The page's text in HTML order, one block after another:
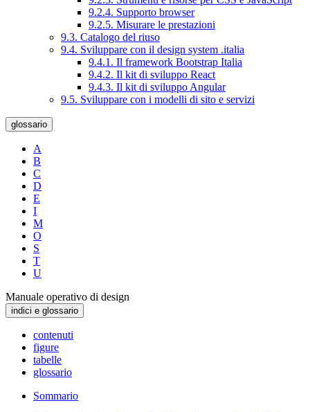
9.2.4. Supporto browser
9.2.5. Misurare le prestazioni
9.3. Catalogo del riuso
9.4. Sviluppare con il design system .italia
9.4.1. Il framework Bootstrap Italia
9.4.2. Il kit di sviluppo React
9.4.3. Il kit di sviluppo Angular
9.5. Sviluppare con i modelli di sito e servizi
glossario
A
B
C
D
E
I
M
O
S
T
U
Manuale operativo di design
indici e glossario
contenuti
figure
tabelle
glossario
Sommario